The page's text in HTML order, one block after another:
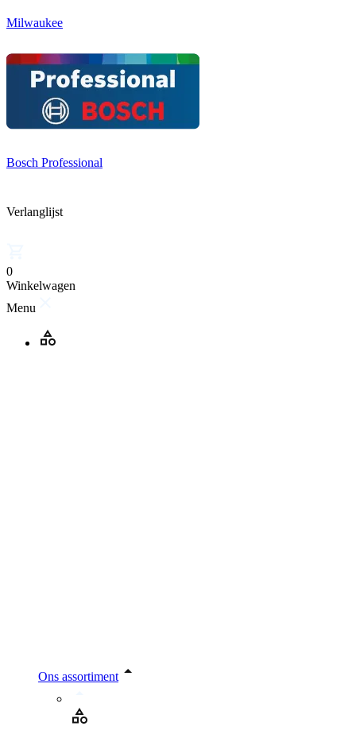
Milwaukee
Bosch Professional
Verlanglijst
0
Winkelwagen
Menu
Ons assortiment